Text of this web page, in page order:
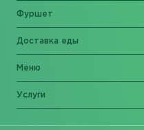
Фуршет
Доставка еды
Меню
Услуги